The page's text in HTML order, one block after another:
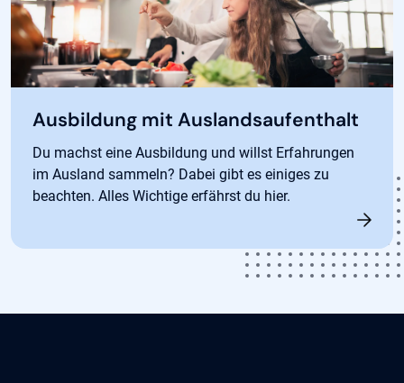
Ausbildung mit Auslandsaufenthalt
Du machst eine Ausbildung und willst Erfahrungen
im Ausland sammeln? Dabei gibt es einiges zu
beachten. Alles Wichtige erfährst du hier.